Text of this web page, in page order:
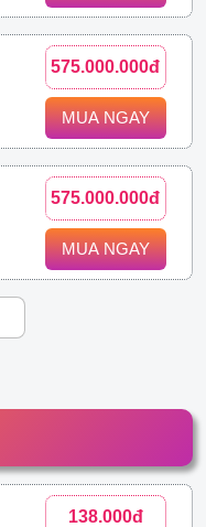
575.000.000đ
MUA NGAY
575.000.000đ
MUA NGAY
138.000đ